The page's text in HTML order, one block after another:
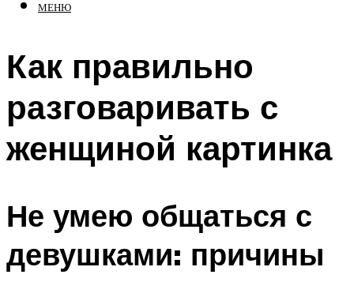
МЕНЮ
Как правильно
разговаривать с
женщиной картинка
Не умею общаться с
девушками: причины